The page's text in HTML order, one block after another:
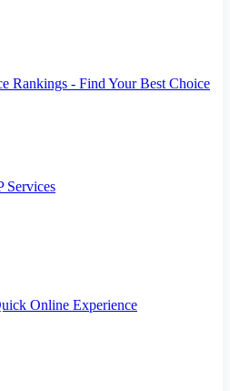
Rankings - Find Your Best Choice
Services
Online Experience